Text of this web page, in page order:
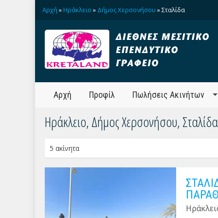
Αρχή »Ηράκλειο » Δήμος Χερσονήσου » Σταλίδα
Αρχή Προφίλ Πωλήσεις Ακινήτων
Ηράκλειο, Δήμος Χερσονήσου, Σταλίδα
5 ακίνητα